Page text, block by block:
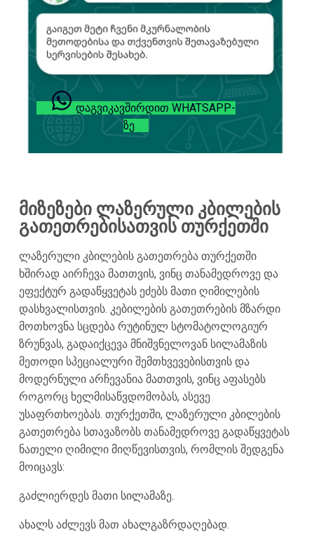
ᲓᲐᲒᲕᲘᲙᲐᲕᲨᲘᲠᲓᲘᲗ WHATSAPP-
ᲖᲔ
მიზეზები ლაზერული კბილების
გათეთრებისათვის თურქეთში
ლაზერული კბილების გათეთრება თურქეთში
ხშირად აირჩევა მათთვის, ვინც თანამედროვე და
ეფექტურ გადაწყვეტას ეძებს მათი ღიმილების
დასხვალისთვის. კებილების გათეთრების მზარდი
მოთხოვნა სცდება რუტინულ სტომატოლოგიურ
ზრუნვას, გადაიქცევა მნიშვნელოვან სილამაზის
მეთოდი სპეციალური შემთხვევებისთვის და
მოდერნული არჩევანია მათთვის, ვინც აფასებს
როგორც ხელმისაწვდომობას, ასევე
უსაფრთხოებას. თურქეთში, ლაზერული კბილების
გათეთრება სთავაზობს თანამედროვე გადაწყვეტას
ნათელი ღიმილი მიღწევისთვის, რომლის შედგენა
მოიცავს:
გაძლიერდეს მათი სილამაზე.
ახალს აძლევს მათ ახალგაზრდაღებად.